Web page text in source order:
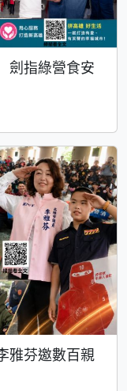
劍指綠營食安
雅芬邀數百親